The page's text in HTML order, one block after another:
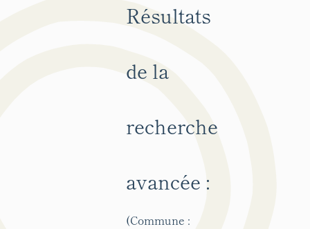
Résultats
de la
recherche
avancée :
(Commune :